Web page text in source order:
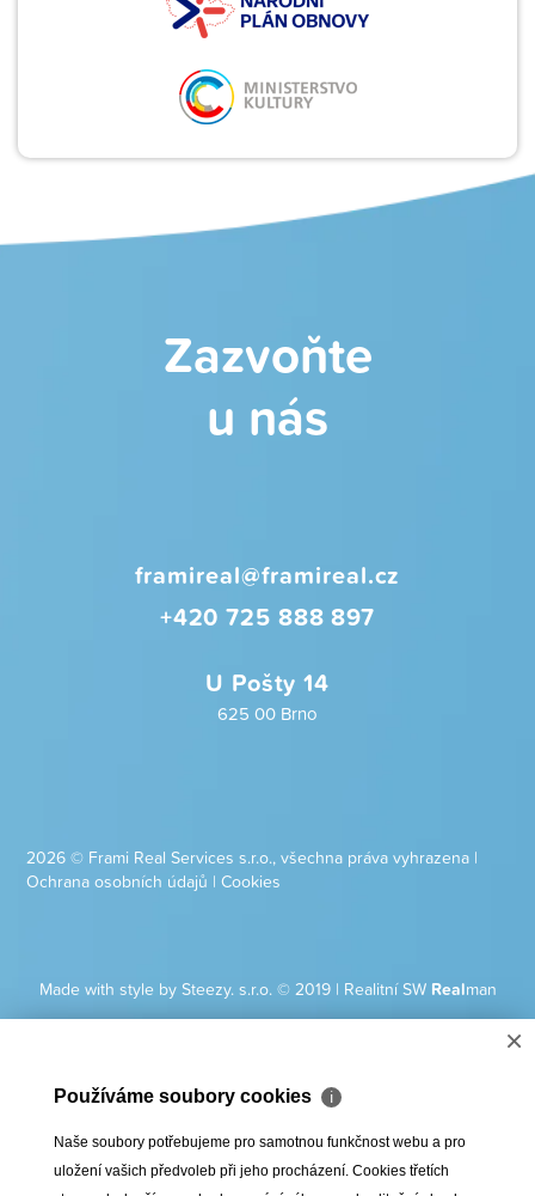
Zazvoňte
u nás
framireal@framireal.cz
+420 725 888 897
U Pošty 14
625 00 Brno
2026 © Frami Real Services s.r.o., všechna práva vyhrazena |
Ochrana osobních údajů |Cookies
Made with style by Steezy. s.r.o. © 2019| Realitní SW Realman
×
Používáme soubory cookies ℹ
Naše soubory potřebujeme pro samotnou funkčnost webu a pro
uložení vašich předvoleb při jeho procházení. Cookies třetích